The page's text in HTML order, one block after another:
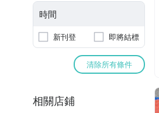
時間
新刊登 即將結標
清除所有條件
相關店鋪